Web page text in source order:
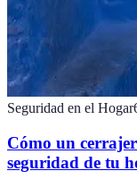
Seguridad en el Hogar
Cómo un
seguridad de tu